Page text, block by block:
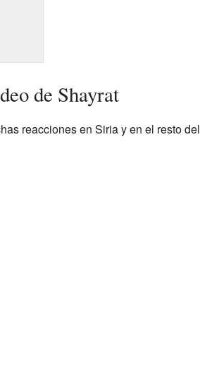
de Shayrat
reacciones en Siria y en el resto del